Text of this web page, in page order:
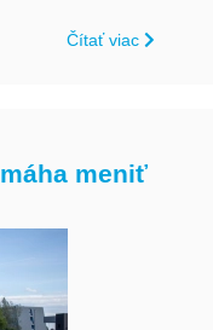
Čítať viac
meniť